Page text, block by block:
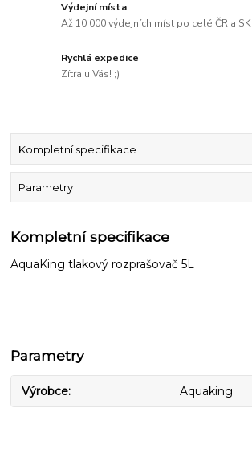
Výdejní místa
Až 10 000 výdejních míst po celé ČR a SK
Rychlá expedice
Zítra u Vás! ;)
Kompletní specifikace
Parametry
Kompletní specifikace
AquaKing tlakový rozprašovač 5L
Parametry
Výrobce Aquaking